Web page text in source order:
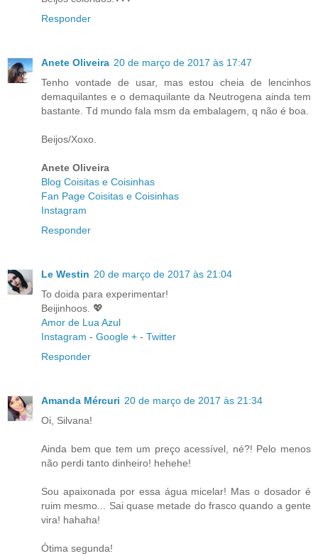
Responder
Anete Oliveira 20 de março de 2017 às 17:47
Tenho vontade de usar, mas estou cheia de lencinhos
demaquilantes e o demaquilante da Neutrogena ainda tem
bastante. Td mundo fala msm da embalagem, q não é boa.
Beijos/Xoxo.
Anete Oliveira
Blog Coisitas e Coisinhas
Fan Page Coisitas e Coisinhas
Instagram
Responder
Le Westin 20 de março de 2017 às 21:04
To doida para experimentar!
Beijinhoos. 💖
Amor de Lua Azul
Instagram - Google + - Twitter
Responder
Amanda Mércuri 20 de março de 2017 às 21:34
Oi, Silvana!
Ainda bem que tem um preço acessível, né?! Pelo menos
não perdi tanto dinheiro! hehehe!
Sou apaixonada por essa água micelar! Mas o dosador é
ruim mesmo... Sai quase metade do frasco quando a gente
vira! hahaha!
Ótima segunda!